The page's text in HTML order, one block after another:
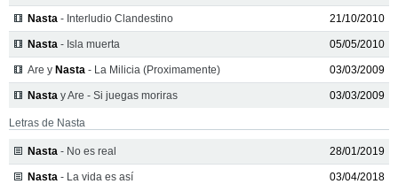
Nasta - Interludio Clandestino 21/10/2010
Nasta - Isla muerta 05/05/2010
Are y Nasta - La Milicia (Proximamente) 03/03/2009
Nasta y Are - Si juegas moriras 03/03/2009
Letras de Nasta
Nasta - No es real 28/01/2019
Nasta - La vida es así 03/04/2018